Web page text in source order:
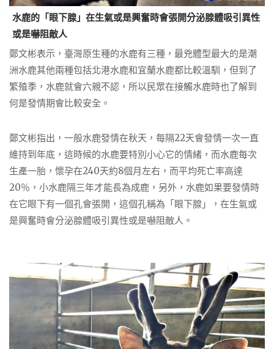
水鹿的「眼下腺」在生氣或是興奮時會張開分泌腺體吸引異性
或是嚇阻敵人
鄭文彬表示，臺灣原生種的水鹿有三種，最兇體型最大的是潮
洲水鹿其他兩種包括北港水鹿和宜蘭水鹿都比較溫馴，但到了
繁殖季，水鹿就會六親不認，所以民眾在接觸水鹿時也了解到
何是發情期會比較安全。
鄭文彬指出，一般水鹿發情在秋天，每隔22天會發情一次一直
維持到年底，這時候的水鹿要特別小心它的情緒，而水鹿每次
生產一胎，懷孕在240天約8個月左右，而平均死亡率高達
20％，小水鹿隔三年才能長為成鹿，另外，水鹿如果要發情時
在它眼下有一個孔會張開，這個孔稱為「眼下腺」，在生氣或
是興奮時會分泌腺體吸引異性或是嚇阻敵人。